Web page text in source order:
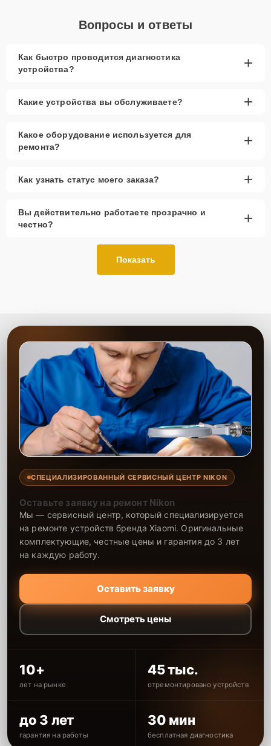
Вопросы и ответы
Как быстро проводится диагностика
устройства?
+
Какие устройства вы обслуживаете? +
Какое оборудование используется для
ремонта?
+
Как узнать статус моего заказа? +
Вы действительно работаете прозрачно и
честно?
+
Показать
СПЕЦИАЛИЗИРОВАННЫЙ СЕРВИСНЫЙ ЦЕНТР NIKON
Оставьте заявку на ремонт Nikon
Мы — сервисный центр, который специализируется
на ремонте устройств бренда Xiaomi. Оригинальные
комплектующие, честные цены и гарантия до 3 лет
на каждую работу.
Оставить заявку
Смотреть цены
10+
лет на рынке
45 тыс.
отремонтировано устройств
до 3 лет
гарантия на работы
30 мин
бесплатная диагностика